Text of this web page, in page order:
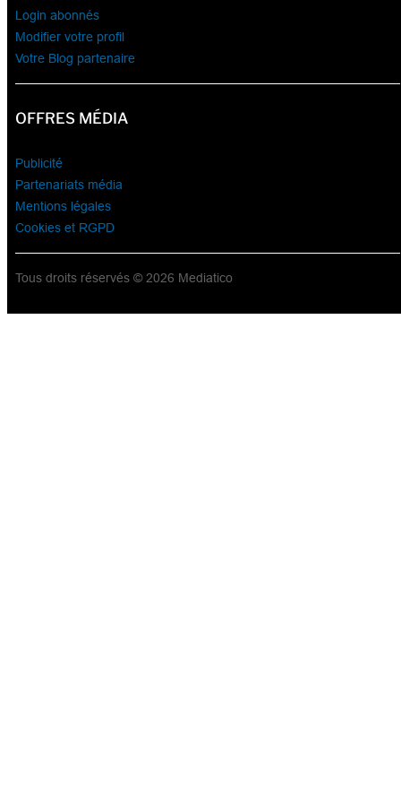
Login abonnés
Modifier votre profil
Votre Blog partenaire
OFFRES MÉDIA
Publicité
Partenariats média
Mentions légales
Cookies et RGPD
Tous droits réservés © 2026 Mediatico